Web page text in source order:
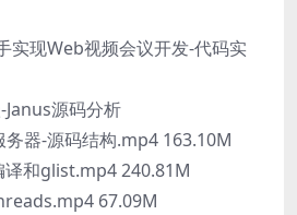
实现Web视频会议开发-代码实
Janus源码分析
器-源码结构.mp4 163.10M
和glist.mp4 240.81M
67.09M